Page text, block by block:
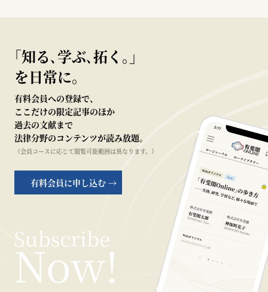
｢知る､学ぶ､拓く｡｣
を日常に。
有料会員への登録で、
ここだけの限定記事のほか
過去の文献まで
法律分野のコンテンツが読み放題。
（会員コースに応じて閲覧可能範囲は異なります。）
有料会員に申し込む →